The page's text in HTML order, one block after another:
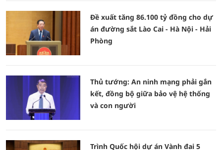
Đề xuất tăng 86.100 tỷ đồng cho dự
án đường sắt Lào Cai - Hà Nội - Hải
Phòng
Thủ tướng: An ninh mạng phải gắn
kết, đồng bộ giữa bảo vệ hệ thống
và con người
Trình Quốc hội dự án Vành đai 5